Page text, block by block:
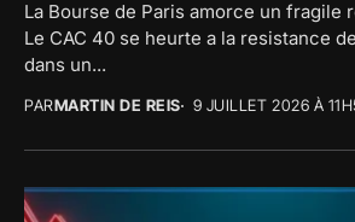
La Bourse de Paris amorce un fragile
Le CAC 40 se heurte a la resistance
dans un...
PARMARTIN DE REIS 9 JUILLET 2026 À